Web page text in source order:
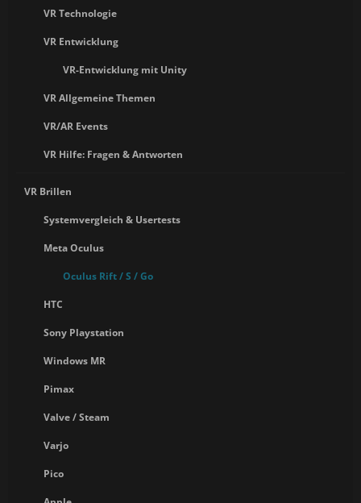
VR Technologie
VR Entwicklung
VR-Entwicklung mit Unity
VR Allgemeine Themen
VR/AR Events
VR Hilfe: Fragen & Antworten
VR Brillen
Systemvergleich & Usertests
Meta Oculus
Oculus Rift / S / Go
HTC
Sony Playstation
Windows MR
Pimax
Valve / Steam
Varjo
Pico